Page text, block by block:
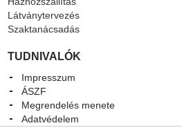
Látványtervezés
Szaktanácsadás
TUDNIVALÓK
Impresszum
ÁSZF
Megrendelés menete
Adatvédelem